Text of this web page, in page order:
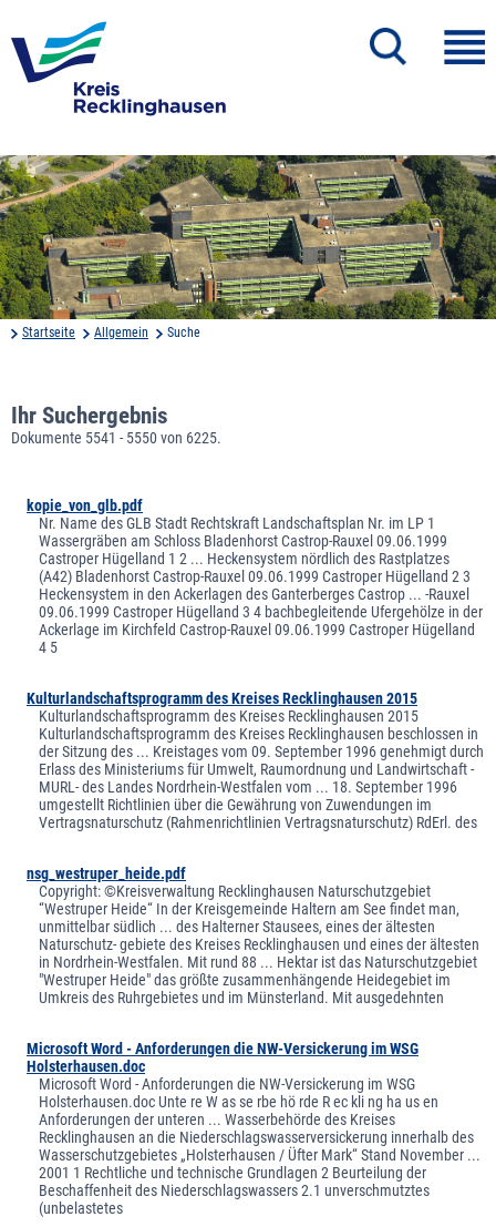
Startseite Allgemein Suche
Ihr Suchergebnis
Dokumente 5541 - 5550 von 6225.
kopie_von_glb.pdf
Nr. Name des GLB Stadt Rechtskraft Landschaftsplan Nr. im LP 1
Wassergräben am Schloss Bladenhorst Castrop-Rauxel 09.06.1999
Castroper Hügelland 1 2 ... Heckensystem nördlich des Rastplatzes
(A42) Bladenhorst Castrop-Rauxel 09.06.1999 Castroper Hügelland 2 3
Heckensystem in den Ackerlagen des Ganterberges Castrop ... -Rauxel
09.06.1999 Castroper Hügelland 3 4 bachbegleitende Ufergehölze in der
Ackerlage im Kirchfeld Castrop-Rauxel 09.06.1999 Castroper Hügelland
4 5
Kulturlandschaftsprogramm des Kreises Recklinghausen 2015
Kulturlandschaftsprogramm des Kreises Recklinghausen 2015
Kulturlandschaftsprogramm des Kreises Recklinghausen beschlossen in
der Sitzung des ... Kreistages vom 09. September 1996 genehmigt durch
Erlass des Ministeriums für Umwelt, Raumordnung und Landwirtschaft -
MURL- des Landes Nordrhein-Westfalen vom ... 18. September 1996
umgestellt Richtlinien über die Gewährung von Zuwendungen im
Vertragsnaturschutz (Rahmenrichtlinien Vertragsnaturschutz) RdErl. des
nsg_westruper_heide.pdf
Copyright: ©Kreisverwaltung Recklinghausen Naturschutzgebiet
“Westruper Heide“ In der Kreisgemeinde Haltern am See findet man,
unmittelbar südlich ... des Halterner Stausees, eines der ältesten
Naturschutz- gebiete des Kreises Recklinghausen und eines der ältesten
in Nordrhein-Westfalen. Mit rund 88 ... Hektar ist das Naturschutzgebiet
"Westruper Heide" das größte zusammenhängende Heidegebiet im
Umkreis des Ruhrgebietes und im Münsterland. Mit ausgedehnten
Microsoft Word - Anforderungen die NW-Versickerung im WSG
Holsterhausen.doc
Microsoft Word - Anforderungen die NW-Versickerung im WSG
Holsterhausen.doc Unte re W as se rbe hö rde R ec kli ng ha us en
Anforderungen der unteren ... Wasserbehörde des Kreises
Recklinghausen an die Niederschlagswasserversickerung innerhalb des
Wasserschutzgebietes „Holsterhausen / Üfter Mark“ Stand November ...
2001 1 Rechtliche und technische Grundlagen 2 Beurteilung der
Beschaffenheit des Niederschlagswassers 2.1 unverschmutztes
(unbelastetes